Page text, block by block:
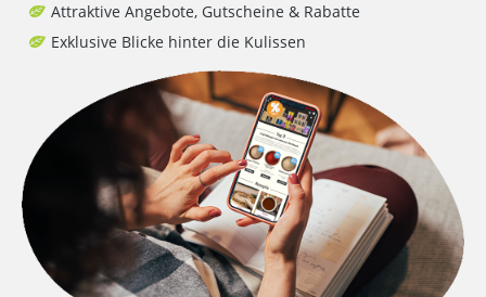
Attraktive Angebote, Gutscheine & Rabatte
Exklusive Blicke hinter die Kulissen